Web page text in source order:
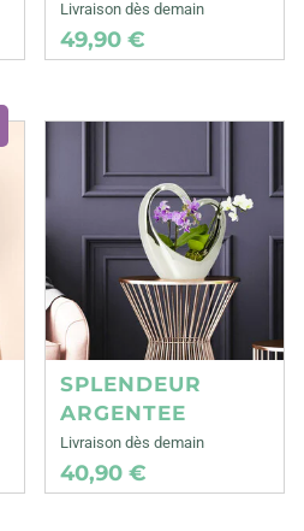
Livraison dès demain
49,90 €
SPLENDEUR
ARGENTEE
Livraison dès demain
40,90 €